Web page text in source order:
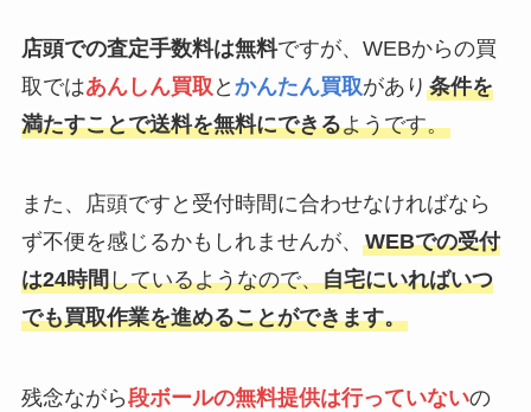
店頭での査定手数料は無料ですが、WEBからの買
取ではあんしん買取 と かんたん買取があり 条件を
満たすことで送料を無料にできるようです。
また、店頭ですと受付時間に合わせなければなら
ず不便を感じるかもしれませんが、 WEBでの受付
は24時間しているようなので、自宅にいればいつ
でも買取作業を進めることができます。
残念ながら段ボールの無料提供は行っていないの